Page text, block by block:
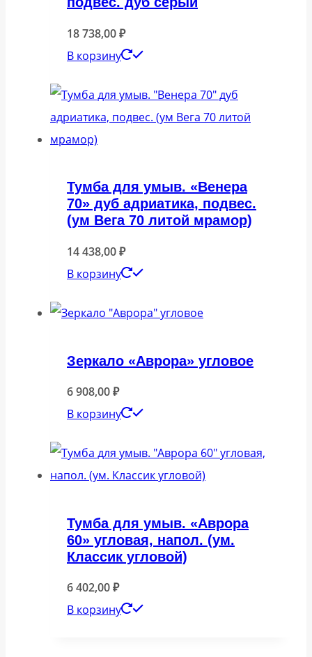
18 738,00₽
В корзину
Тумба для умыв. «Венера
70» дуб адриатика, подвес.
(ум Вега 70 литой мрамор)
14 438,00₽
В корзину
Зеркало «Аврора» угловое
6 908,00₽
В корзину
Тумба для умыв. «Аврора
60» угловая, напол. (ум.
Классик угловой)
6 402,00₽
В корзину